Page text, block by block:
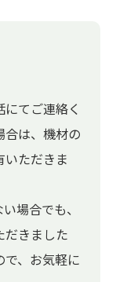
てご連絡く
合は、機材の
ただきま
場合でも、
だきました
、お気軽に